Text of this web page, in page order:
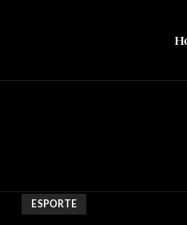
ESPORTE